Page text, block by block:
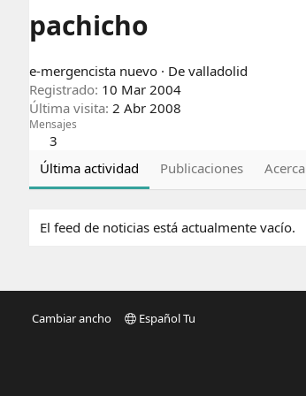
pachicho
e-mergencista nuevo · De valladolid
Registrado 10 Mar 2004
Última visita 2 Abr 2008
Mensajes
3
Última actividad
Publicaciones Acerca
El feed de noticias está actualmente vacío.
Cambiar ancho Español Tu